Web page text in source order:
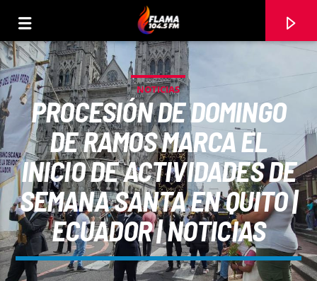
CANCIÓN ACTUAL
NOTICIAS
PROCESIÓN DE DOMINGO
DE RAMOS MARCA EL
INICIO DE ACTIVIDADES DE
SEMANA SANTA EN QUITO |
ECUADOR | NOTICIAS